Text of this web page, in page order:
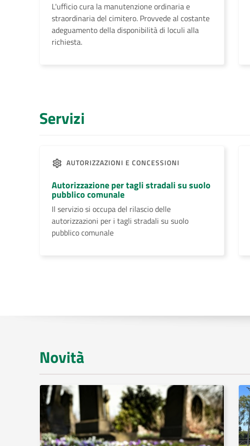
L'ufficio cura la manutenzione ordinaria e
straordinaria del cimitero. Provvede al costante
adeguamento della disponibilità di loculi alla
richiesta.
Servizi
AUTORIZZAZIONI E CONCESSIONI
Autorizzazione per tagli stradali su suolo
pubblico comunale
Il servizio si occupa del rilascio delle
autorizzazioni per i tagli stradali su suolo
pubblico comunale
Novità